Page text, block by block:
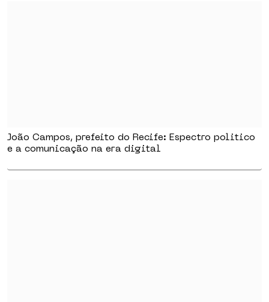
João Campos, prefeito do Recife: Espectro politico
e a comunicação na era digital